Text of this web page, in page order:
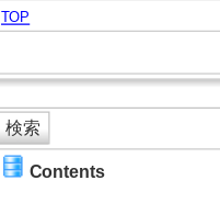
TOP
Contents